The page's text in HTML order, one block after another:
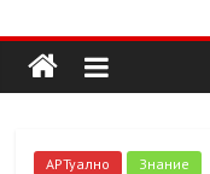
to
content
Долап
БГ
култура|
АРТуално Знание